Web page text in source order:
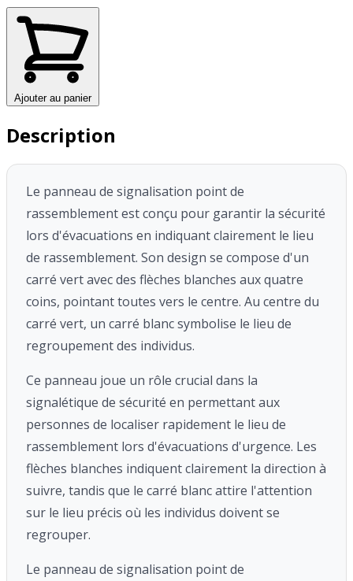
Ajouter au panier
Description
Le panneau de signalisation point de
rassemblement est conçu pour garantir la sécurité
lors d'évacuations en indiquant clairement le lieu
de rassemblement. Son design se compose d'un
carré vert avec des flèches blanches aux quatre
coins, pointant toutes vers le centre. Au centre du
carré vert, un carré blanc symbolise le lieu de
regroupement des individus.
Ce panneau joue un rôle crucial dans la
signalétique de sécurité en permettant aux
personnes de localiser rapidement le lieu de
rassemblement lors d'évacuations d'urgence. Les
flèches blanches indiquent clairement la direction à
suivre, tandis que le carré blanc attire l'attention
sur le lieu précis où les individus doivent se
regrouper.
Le panneau de signalisation point de